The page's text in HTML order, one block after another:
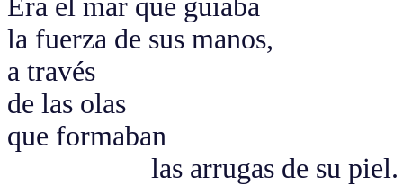
Era el mar que guiaba
la fuerza de sus manos,
a través
de las olas
que formaban
las arrugas de su piel.